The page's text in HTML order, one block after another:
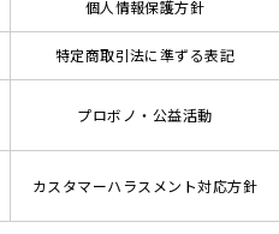
個人情報保護方針
特定商取引法に準ずる表記
プロボノ・公益活動
カスタマーハラスメント対応方針